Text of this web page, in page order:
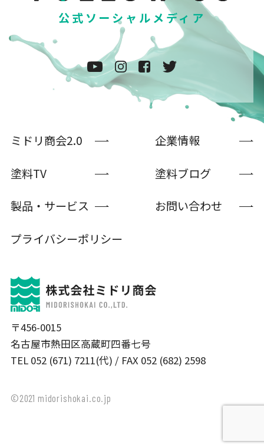
公式ソーシャルメディア
〒456-0015
名古屋市熱田区高蔵町四番七号
TEL 052 (671) 7211(代) / FAX 052 (682) 2598
ミドリ商会2.0
企業情報
塗料TV
塗料ブログ
製品・サービス
お問い合わせ
プライバシーポリシー
©2021 midorishokai.co.jp